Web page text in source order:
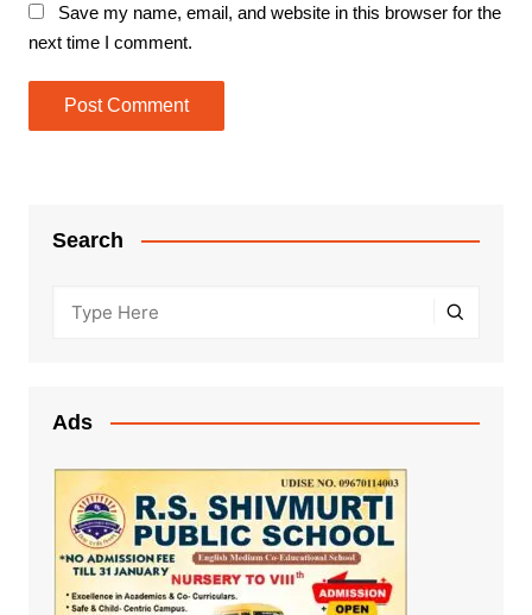
Save my name, email, and website in this browser for the
next time I comment.
Search
Ads